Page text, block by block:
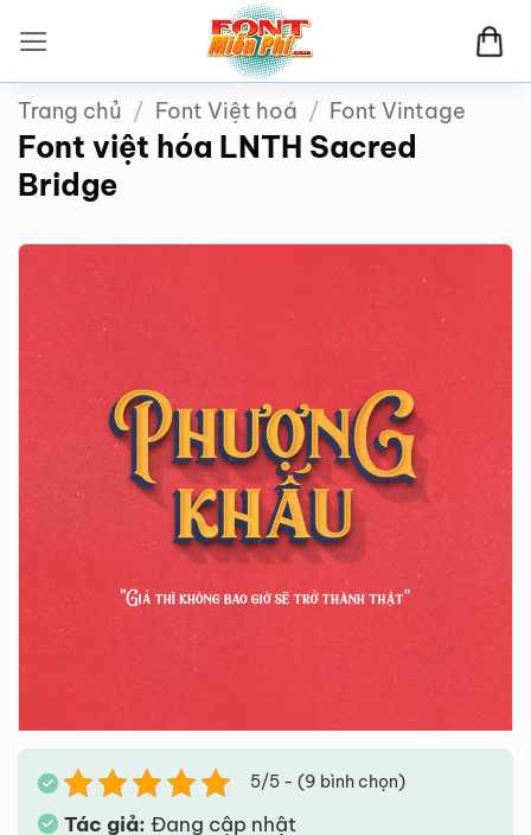
qua
nội
dung
Trang chủ / Font Việt hoá / Font Vintage
Font việt hóa LNTH Sacred
Bridge
5/5 - (9 bình chọn)
Tác giả: Đang cập nhật